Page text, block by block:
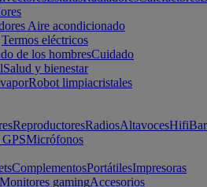
Aire acondicionado
Termos eléctricos
de los hombresCuidado
Salud y bienestar
Robot limpiacristales
ReproductoresRadiosAltavocesHifi
Micrófonos
ComplementosPortátilesImpresoras
Monitores gamingAccesorios